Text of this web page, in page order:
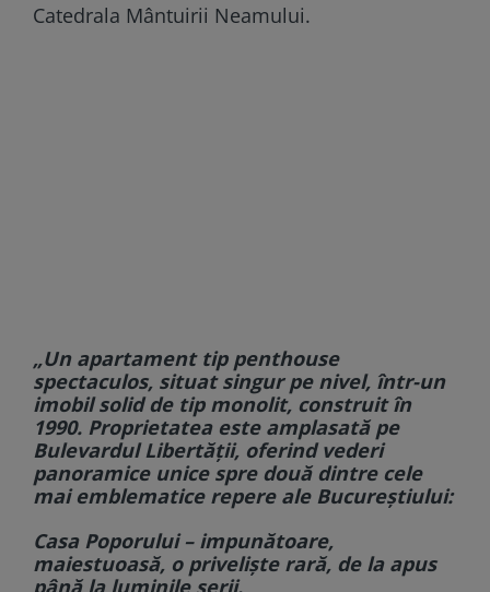
Catedrala Mântuirii Neamului.
„Un apartament tip penthouse
spectaculos, situat singur pe nivel, într-un
imobil solid de tip monolit, construit în
1990. Proprietatea este amplasată pe
Bulevardul Libertății, oferind vederi
panoramice unice spre două dintre cele
mai emblematice repere ale Bucureștiului:
Casa Poporului – impunătoare,
maiestuoasă, o priveliște rară, de la apus
până la luminile serii.